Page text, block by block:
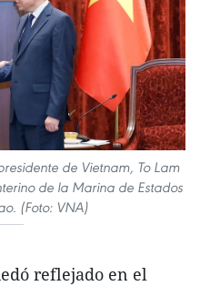
de Vietnam, To Lam
de la Marina de Estados
(Foto: VNA)
reflejado en el